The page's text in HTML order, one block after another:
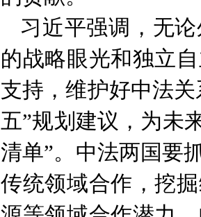
习近平强调，无
的战略眼光和独立
支持，维护好中法
五”规划建议，为未
清单”。中法两国要
传统领域合作，挖